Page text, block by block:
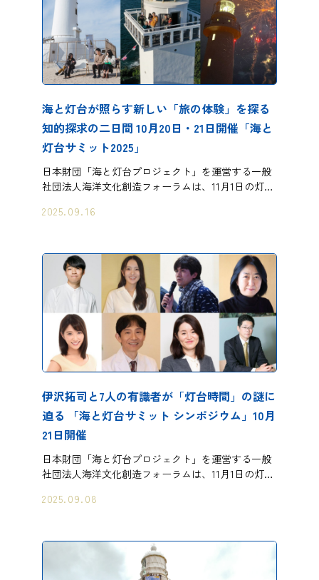
海と灯台が照らす新しい「旅の体験」を探る
知的探求の二日間 10月20日・21日開催「海と
灯台サミット2025」
日本財団「海と灯台プロジェクト」を運営する一般
社団法人海洋文化創造フォーラムは、11月1日の灯…
2025.09.16
伊沢拓司と7人の有識者が「灯台時間」の謎に
迫る 「海と灯台サミット シンポジウム」10月
21日開催
日本財団「海と灯台プロジェクト」を運営する一般
社団法人海洋文化創造フォーラムは、11月1日の灯…
2025.09.08